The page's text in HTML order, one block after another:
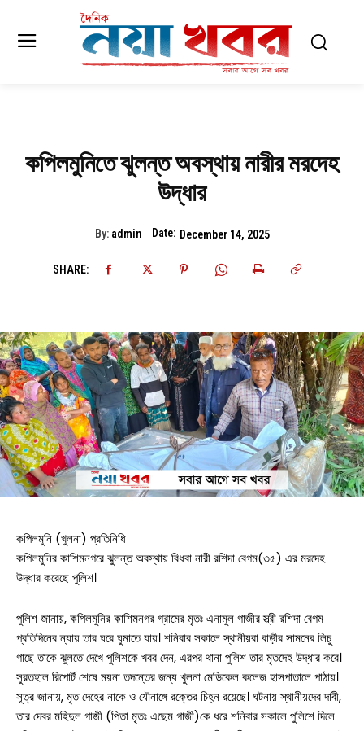
কপিলমুনিতে ঝুলন্ত অবস্থায় নারীর মরদেহ
উদ্ধার
By: admin Date: December 14, 2025
SHARE:
কপিলমুনি (খুলনা) প্রতিনিধি
কপিলমুনির কাশিমনগরে ঝুলন্ত অবস্থায় বিধবা নারী রশিদা বেগম(৩৫) এর মরদেহ
উদ্ধার করেছে পুলিশ।
পুলিশ জানায়, কপিলমুনির কাশিমনগর গ্রামের মৃতঃ এনামুল গাজীর স্ত্রী রশিদা বেগম
প্রতিদিনের ন্যায় তার ঘরে ঘুমাতে যায়। শনিবার সকালে স্থানীয়রা বাড়ীর সামনের লিচু
গাছে তাকে ঝুলতে দেখে পুলিশকে খবর দেন, এরপর থানা পুলিশ তার মৃতদেহ উদ্ধার করে।
সুরতহাল রিপোর্ট শেষে ময়না তদন্তের জন্য খুলনা মেডিকেল কলেজ হাসপাতালে পাঠায়।
সূত্র জানায়, মৃত দেহের নাকে ও যৌনাঙ্গে রক্তের চিহ্ন রয়েছে। ঘটনায় স্থানীয়দের দাবী,
তার দেবর মহিদুল গাজী (পিতা মৃতঃ এছেম গাজী)কে ধরে শনিবার সকালে পুলিশে দিলে